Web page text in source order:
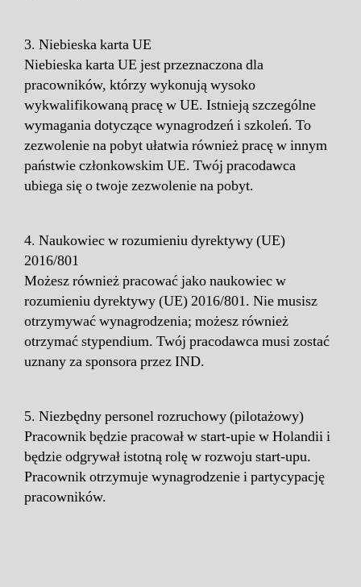
3. Niebieska karta UE
Niebieska karta UE jest przeznaczona dla
pracowników, którzy wykonują wysoko
wykwalifikowaną pracę w UE. Istnieją szczególne
wymagania dotyczące wynagrodzeń i szkoleń. To
zezwolenie na pobyt ułatwia również pracę w innym
państwie członkowskim UE. Twój pracodawca
ubiega się o twoje zezwolenie na pobyt.
4. Naukowiec w rozumieniu dyrektywy (UE)
2016/801
Możesz również pracować jako naukowiec w
rozumieniu dyrektywy (UE) 2016/801. Nie musisz
otrzymywać wynagrodzenia; możesz również
otrzymać stypendium. Twój pracodawca musi zostać
uznany za sponsora przez IND.
5. Niezbędny personel rozruchowy (pilotażowy)
Pracownik będzie pracował w start-upie w Holandii i
będzie odgrywał istotną rolę w rozwoju start-upu.
Pracownik otrzymuje wynagrodzenie i partycypację
pracowników.